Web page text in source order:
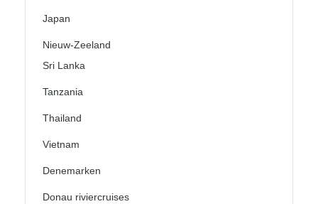
Japan
Nieuw-Zeeland
Sri Lanka
Tanzania
Thailand
Vietnam
Denemarken
Donau riviercruises